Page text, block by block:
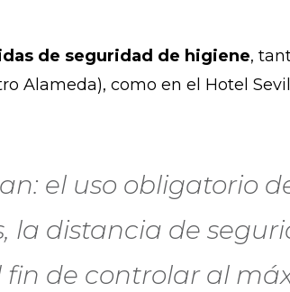
de seguridad de higiene,
Alameda), como en el Hotel
el uso obligatorio
la distancia de
de controlar al